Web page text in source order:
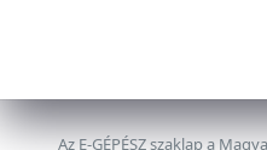
Az E-GÉPÉSZ szaklap a